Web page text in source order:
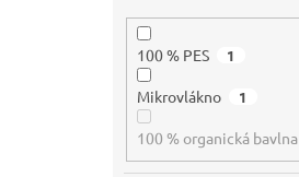
100 % PES 1
Mikrovlákno 1
100 % organická bavlna